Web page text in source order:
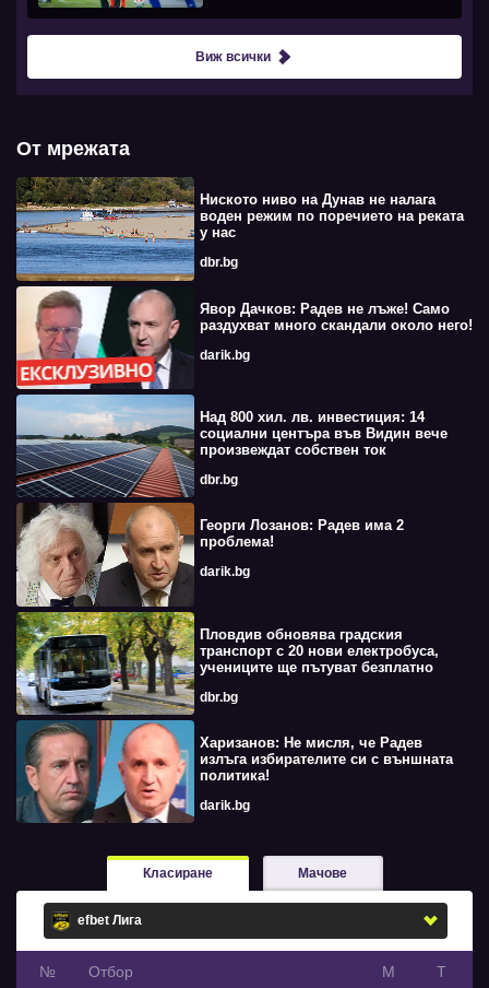
Виж всички
От мрежата
Ниското ниво на Дунав не налага
воден режим по поречието на реката
у нас
dbr.bg
Явор Дачков: Радев не лъже! Само
раздухват много скандали около него!
darik.bg
Над 800 хил. лв. инвестиция: 14
социални центъра във Видин вече
произвеждат собствен ток
dbr.bg
Георги Лозанов: Радев има 2
проблема!
darik.bg
Пловдив обновява градския
транспорт с 20 нови електробуса,
учениците ще пътуват безплатно
dbr.bg
Харизанов: Не мисля, че Радев
излъга избирателите си с външната
политика!
darik.bg
Класиране Мачове
№ Oтбор М Т